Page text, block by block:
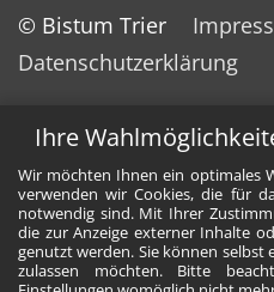
Ihre
Wir möchten Ihnen ein optimales
verwenden wir Cookies, die für
notwendig sind. Mit Ihrer
die zur Anzeige externer Inhalte
genutzt werden. Sie können selbst
zulassen möchten. Bitte
© Bistum Trier
Datenschutzerklärung